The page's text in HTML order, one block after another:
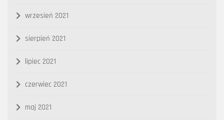
wrzesień 2021
sierpień 2021
lipiec 2021
czerwiec 2021
maj 2021